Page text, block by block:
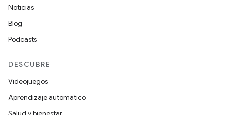
Noticias
Blog
Podcasts
DESCUBRE
Videojuegos
Aprendizaje automático